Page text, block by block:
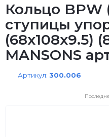
Кольцо BPW
ступицы
(68х108х9.5)
MANSONS
Артикул: 300.006